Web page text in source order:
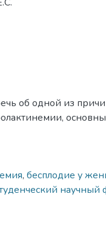
об одной из
, бесплодие у
научный